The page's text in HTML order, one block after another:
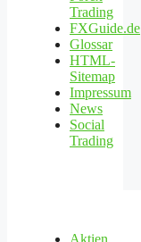
Trading
FXGuide.de
Glossar
HTML-
Sitemap
Impressum
News
Social
Trading